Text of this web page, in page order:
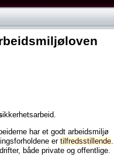
ikkerhetsarbeid.
har et godt arbeidsmiljø
er tilfredsstillende
både private og offentlige.